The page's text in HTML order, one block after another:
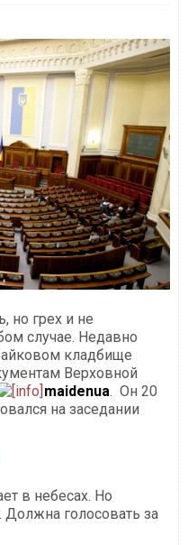
но грех и не
случае. Недавно
кладбище
Верховной
maidenua. Он 20
на заседании
в небесах. Но
Должна голосовать за